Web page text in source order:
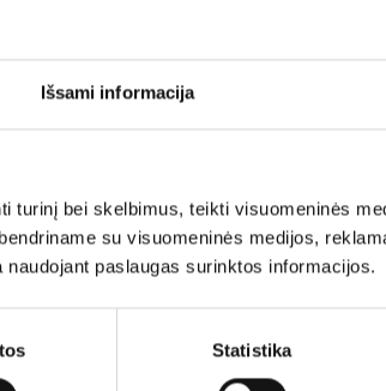
Išsami informacija
turinį bei skelbimus, teikti visuomeninės
su visuomeninės medijos,
paslaugas surinktos informacijos.
Statistika
instaliacijos gaminiai